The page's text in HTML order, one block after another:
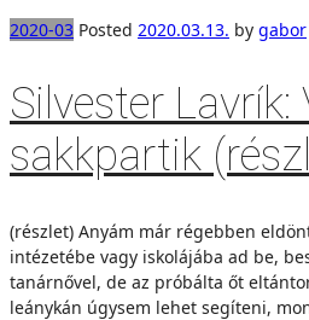
2020-03 Posted 2020.03.13. by gabor
Silvester Lavrík:
sakkpartik
(részlet) Anyám már régebben
intézetébe vagy iskolájába ad be,
tanárnővel, de az próbálta őt
leánykán úgysem lehet segíteni,